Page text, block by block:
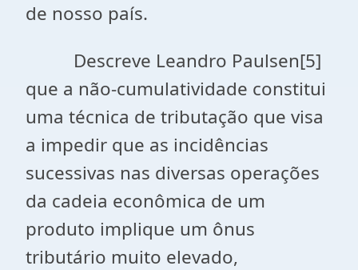
de nosso país.
Descreve Leandro Paulsen[5]
que a não-cumulatividade constitui
uma técnica de tributação que visa
a impedir que as incidências
sucessivas nas diversas operações
da cadeia econômica de um
produto implique um ônus
tributário muito elevado,